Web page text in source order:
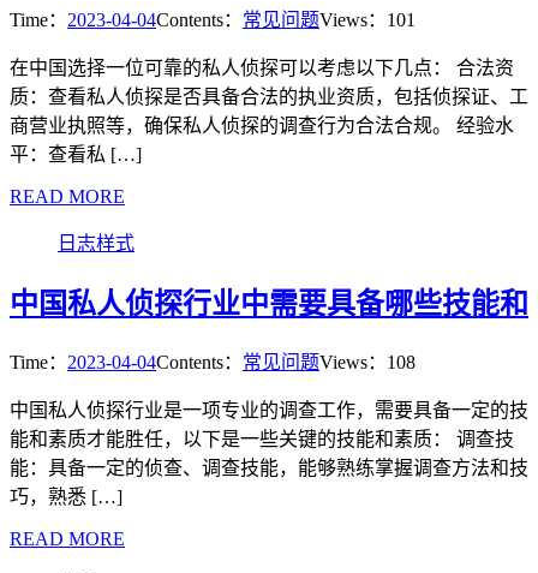
Time： 2023-04-04Contents： 常见问题Views：101
在中国选择一位可靠的私人侦探可以考虑以下几点： 合法资
质：查看私人侦探是否具备合法的执业资质，包括侦探证、工
商营业执照等，确保私人侦探的调查行为合法合规。 经验水
平：查看私 […]
READ MORE
日志样式
中国私人侦探行业中需要具备哪些技能和
Time： 2023-04-04Contents： 常见问题Views：108
中国私人侦探行业是一项专业的调查工作，需要具备一定的技
能和素质才能胜任，以下是一些关键的技能和素质： 调查技
能：具备一定的侦查、调查技能，能够熟练掌握调查方法和技
巧，熟悉 […]
READ MORE